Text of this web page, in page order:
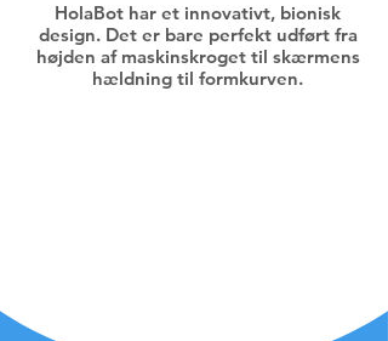
HolaBot har et innovativt, bionisk
design. Det er bare perfekt udført fra
højden af maskinskroget til skærmens
hældning til formkurven.